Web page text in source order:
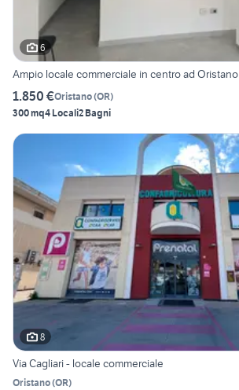
6
Ampio locale commerciale in centro ad Oristano
1.850 €Oristano(OR)
300 mq4 Locali2 Bagni
8
Via Cagliari - locale commerciale
Oristano(OR)